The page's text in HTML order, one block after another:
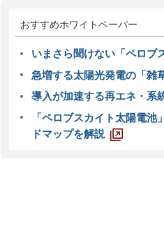
おすすめホワイトペーパー
いまさら聞けない「ペロブ
急増する太陽光発電の「雑
導入が加速する再エネ・
「ペロブスカイト太陽電
ドマップを解説